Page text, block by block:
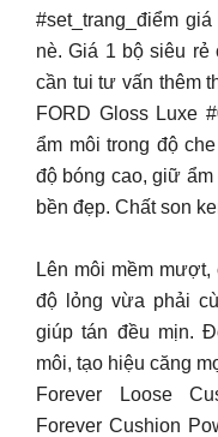
#set_trang_điểm
nè. Giá 1 bộ siêu
cần tui tư vấn thêm
FORD Gloss Luxe
ẩm môi trong độ
độ bóng cao, giữ
bền đẹp. Chất son
Lên môi mềm
độ lỏng vừa phải
giúp tán đều mịn.
môi, tạo hiệu căng
Forever Loose
Forever Cushion